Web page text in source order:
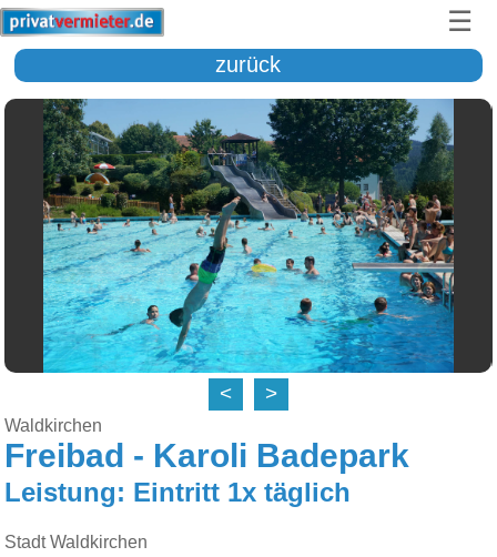
☰
zurück
< >
Waldkirchen
Freibad - Karoli Badepark
Leistung: Eintritt 1x täglich
Stadt Waldkirchen